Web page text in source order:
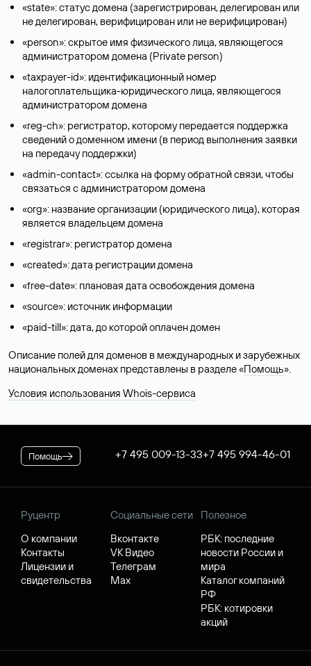
«state»: статус домена (зарегистрирован, делегирован или
не делегирован, верифицирован или не верифицирован)
«person»: скрытое имя физического лица, являющегося
администратором домена (Privatе person)
«taxpayer-id»: идентификационный номер
налогоплательщика-юридического лица, являющегося
администратором домена
«reg-ch»: регистратор, которому передается поддержка
сведений о доменном имени (в период выполнения заявки
на передачу поддержки)
«admin-contact»: ссылка на форму обратной связи, чтобы
связаться с администратором домена
«org»: название организации (юридического лица), которая
является владельцем домена
«registrar»: регистратор домена
«created»: дата регистрации домена
«free-date»: плановая дата освобождения домена
«source»: источник информации
«paid-till»: дата, до которой оплачен домен
Описание полей для доменов в международных и зарубежных
национальных доменах представлены в разделе «Помощь».
Условия использования Whois-сервиса
Помощь +7 495 009-13-33+7 495 994-46-01
Руцентр
О компании
Контакты
Лицензии и
свидетельства
Социальные сети
Вконтакте
VK Видео
Телеграм
Max
Полезное
РБК: последние
новости России и
мира
Каталог компаний
РФ
РБК: котировки
акций